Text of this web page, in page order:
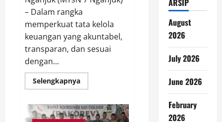
– Dalam rangka
memperkuat tata kelola
keuangan yang akuntabel,
transparan, dan sesuai
dengan...
SelengkapnyaRead
more
Tata
Kelola
ARSIP
August
2026
July 2026
June 2026
February
2026